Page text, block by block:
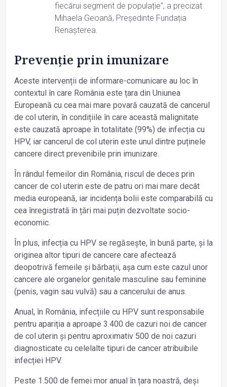
fiecărui segment de populație”, a precizat
Mihaela Geoană, Președinte Fundația
Renașterea.
Prevenție prin imunizare
Aceste intervenții de informare-comunicare au loc în
contextul în care România este țara din Uniunea
Europeană cu cea mai mare povară cauzată de cancerul
de col uterin, în condițiile în care această malignitate
este cauzată aproape în totalitate (99%) de infecția cu
HPV, iar cancerul de col uterin este unul dintre puținele
cancere direct prevenibile prin imunizare.
În rândul femeilor din România, riscul de deces prin
cancer de col uterin este de patru ori mai mare decât
media europeană, iar incidența bolii este comparabilă cu
cea înregistrată în țări mai puțin dezvoltate socio-
economic.
În plus, infecția cu HPV se regăsește, în bună parte, și la
originea altor tipuri de cancere care afectează
deopotrivă femeile și bărbații, așa cum este cazul unor
cancere ale organelor genitale masculine sau feminine
(penis, vagin sau vulvă) sau a cancerului de anus.
Anual, în România, infecțiile cu HPV sunt responsabile
pentru apariția a aproape 3.400 de cazuri noi de cancer
de col uterin și pentru aproximativ 500 de noi cazuri
diagnosticate cu celelalte tipuri de cancer atribuibile
infecției HPV.
Peste 1.500 de femei mor anual în țara noastră, deși